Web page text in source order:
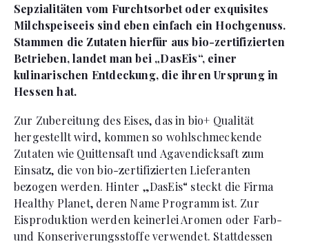
Sepzialitäten vom Furchtsorbet oder exquisites
Milchspeiseeis sind eben einfach ein Hochgenuss.
Stammen die Zutaten hierfür aus bio-zertifizierten
Betrieben, landet man bei „DasEis“, einer
kulinarischen Entdeckung, die ihren Ursprung in
Hessen hat.
Zur Zubereitung des Eises, das in bio+ Qualität
hergestellt wird, kommen so wohlschmeckende
Zutaten wie Quittensaft und Agavendicksaft zum
Einsatz, die von bio-zertifizierten Lieferanten
bezogen werden. Hinter „DasEis“ steckt die Firma
Healthy Planet, deren Name Programm ist. Zur
Eisproduktion werden keinerlei Aromen oder Farb-
und Konseriverungsstoffe verwendet. Stattdessen